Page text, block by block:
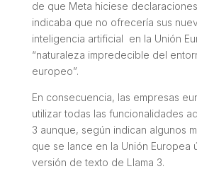
de que Meta hiciese
indicaba que no ofrecería sus
inteligencia artificial en la Unión
“naturaleza impredecible del
europeo”.
En consecuencia, las empresas
utilizar todas las funcionalidades
3 aunque, según indican algunos
que se lance en la Unión Europea
versión de texto de Llama 3.